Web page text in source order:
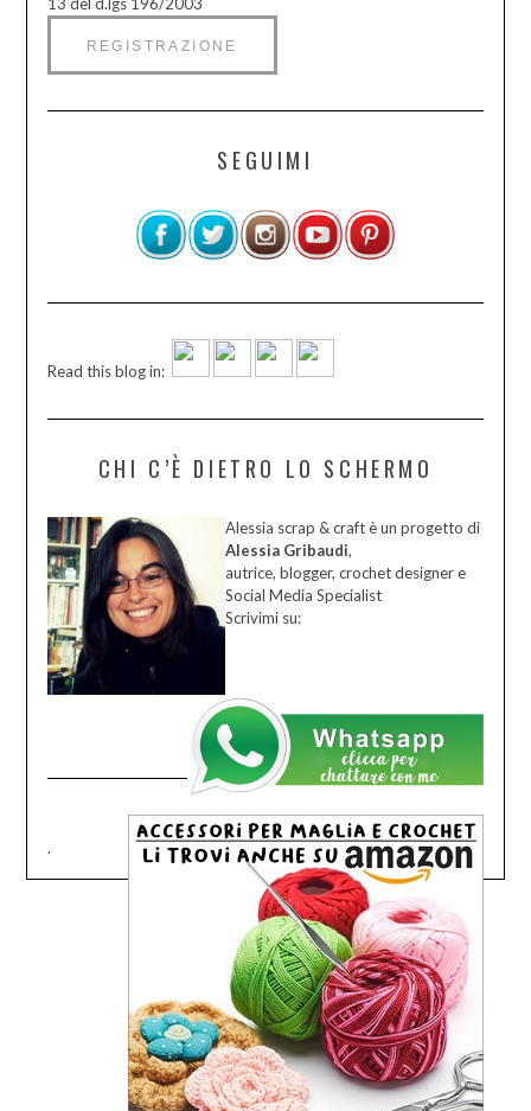
SEGUIMI
Read this blog in:
CHI C’È DIETRO LO SCHERMO
Alessia scrap & craft è un progetto di
Alessia Gribaudi,
autrice, blogger, crochet designer e
Social Media Specialist
Scrivimi su:
.